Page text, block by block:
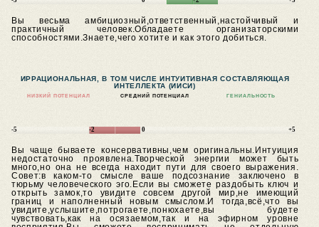
Вы весьма амбициозный,ответственный,настойчивый и
практичный человек.Обладаете организаторскими
способностями.Знаете,чего хотите и как этого добиться.
ИРРАЦИОНАЛЬНАЯ, В ТОМ ЧИСЛЕ ИНТУИТИВНАЯ СОСТАВЛЯЮЩАЯ
ИНТЕЛЛЕКТА (ИИСИ)
НИЗКИЙ ПОТЕНЦИАЛ СРЕДНИЙ ПОТЕНЦИАЛ ГЕНИАЛЬНОСТЬ
-5 -2 0 +5
Вы чаще бываете консервативны,чем оригинальны.Интуиция
недостаточно проявлена.Творческой энергии может быть
много,но она не всегда находит пути для своего выражения.
Совет:в каком-то смысле ваше подсознание заключено в
тюрьму человеческого эго.Если вы сможете раздобыть ключ и
открыть замок,то увидите совсем другой мир,не имеющий
границ и наполненный новым смыслом.И тогда,всё,что вы
увидите,услышите,потрогаете,понюхаете,вы будете
чувствовать,как на осязаемом,так и на эфирном уровне